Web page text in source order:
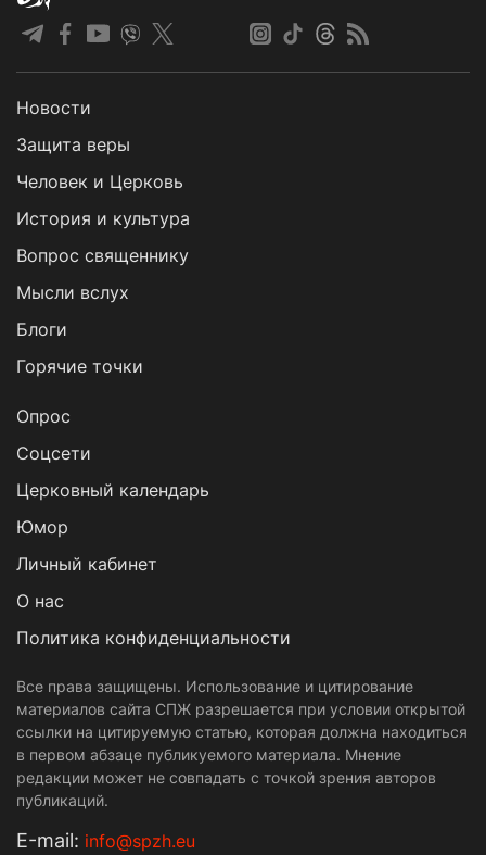
Новости
Защита веры
Человек и Церковь
История и культура
Вопрос священнику
Мысли вслух
Блоги
Горячие точки
Опрос
Cоцсети
Церковный календарь
Юмор
Личный кабинет
О нас
Политика конфиденциальности
Все права защищены. Использование и цитирование
материалов сайта СПЖ разрешается при условии открытой
ссылки на цитируемую статью, которая должна находиться
в первом абзаце публикуемого материала. Мнение
редакции может не совпадать с точкой зрения авторов
публикаций.
Е-mail: info@spzh.eu